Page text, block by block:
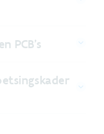
PCB's